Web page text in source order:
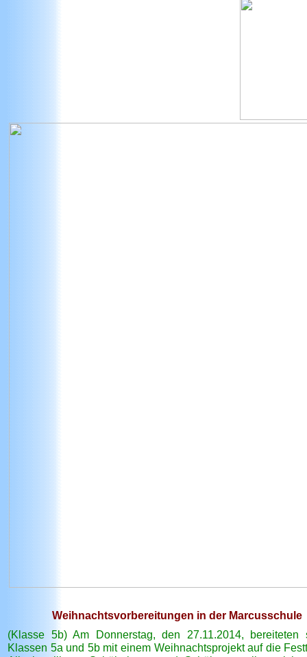
Weihnachtsvorbereitungen in der Marcusschule
(Klasse 5b) Am Donnerstag, den 27.11.2014, bereiteten
Klassen 5a und 5b mit einem Weihnachtsprojekt auf die